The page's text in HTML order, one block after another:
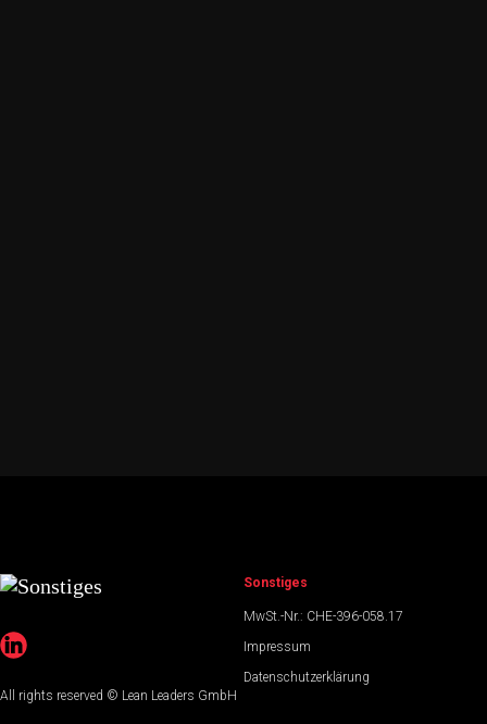
All rights reserved © Lean Leaders GmbH
Sonstiges
MwSt.-Nr.: CHE-396-058.17
Impressum
Datenschutzerklärung